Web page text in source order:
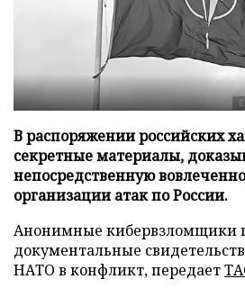
В распоряжении российских
секретные материалы,
непосредственную
организации атак по России.
Анонимные кибервзломщики
документальные
НАТО в конфликт, передает